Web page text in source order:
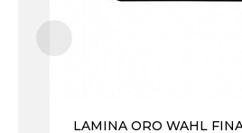
LAMINA ORO WAHL